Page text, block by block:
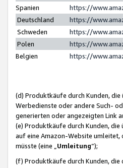
Spanien
https://
Deutschland
https://
Schweden
https://
Polen
https://
Belgien
https://
(d) Produktkäufe durch Kunden,
Werbedienste oder andere Such-
generierten oder angezeigten Link
(e) Produktkäufe durch Kunden,
auf eine Amazon-Website umleitet,
müsste (eine „ Umleitung“);
(f) Produktkäufe durch Kunden,